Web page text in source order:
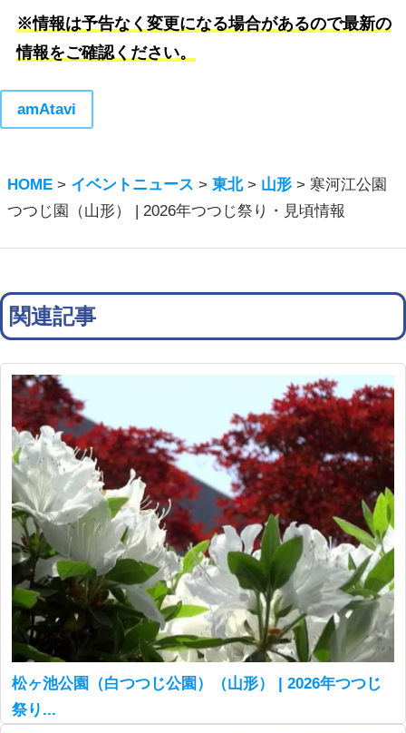
※情報は予告なく変更になる場合があるので最新の
情報をご確認ください。
amAtavi
HOME > イベントニュース >東北> 山形 >寒河江公園
つつじ園（山形） | 2026年つつじ祭り・見頃情報
関連記事
松ヶ池公園（白つつじ公園）（山形） | 2026年つつじ
祭り...